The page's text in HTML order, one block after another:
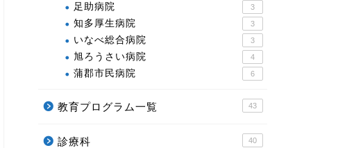
足助病院 3
知多厚生病院 3
いなべ総合病院 3
旭ろうさい病院 4
蒲郡市民病院 6
教育プログラム一覧 43
診療科 40